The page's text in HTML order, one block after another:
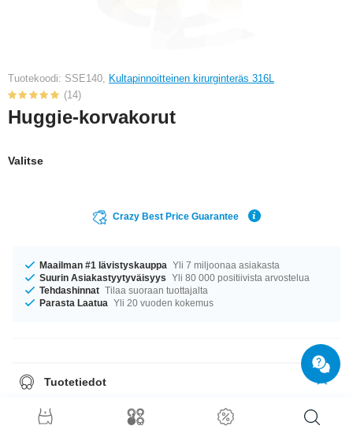
Tuotekoodi: SSE140, Kultapinnoitteinen kirurginteräs 316L
(14)
Huggie-korvakorut
Valitse
Crazy Best Price Guarantee
Maailman #1 lävistyskauppa Yli 7 miljoonaa asiakasta
Suurin Asiakastyytyväisyys Yli 80 000 positiivista arvostelua
Tehdashinnat Tilaa suoraan tuottajalta
Parasta Laatua Yli 20 vuoden kokemus
Tuotetiedot
korviksia.